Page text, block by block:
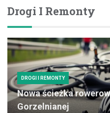
Drogi I Remonty
DROGI I REMONTY
Nowa ścieżka
Gorzelnianej